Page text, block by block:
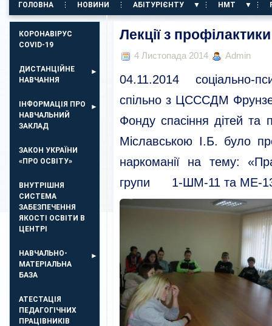
ГОЛОВНА НОВИНИ АБІТУРІЄНТУ НМТ
КОРОНАВІРУС
COVID-19
ДИСТАНЦІЙНЕ
НАВЧАННЯ
ІНФОРМАЦІЯ ПРО
НАВЧАЛЬНИЙ
ЗАКЛАД
ЗАКОН УКРАЇНИ
«ПРО ОСВІТУ»
ВНУТРІШНЯ
СИСТЕМА
ЗАБЕЗПЕЧЕННЯ
ЯКОСТІ ОСВІТИ В
ЦЕНТРІ
НАВЧАЛЬНО-
МАТЕРІАЛЬНА
БАЗА
АТЕСТАЦІЯ
ПЕДАГОГІЧНИХ
ПРАЦІВНИКІВ
Лекції з
4 Листопада 2014 Admin
04.11.2014 соціально-
спільно з ЦСССДМ
Фонду спасіння дітей та
Міславською І.Б. було
наркоманії на тему:
групи 1-ШМ-11 та МЕ-